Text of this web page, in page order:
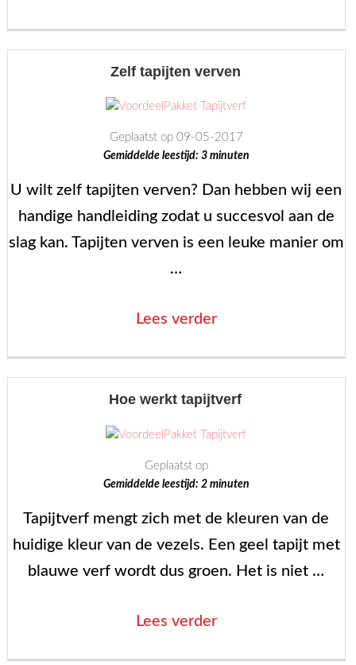
Zelf tapijten verven
Geplaatst op 09-05-2017
Gemiddelde leestijd: 3 minuten
U wilt zelf tapijten verven? Dan hebben wij een
handige handleiding zodat u succesvol aan de
slag kan. Tapijten verven is een leuke manier om
…
Lees verder“Zelf
Hoe werkt tapijtverf
Geplaatst op
Gemiddelde leestijd: 2 minuten
Tapijtverf mengt zich met de kleuren van de
huidige kleur van de vezels. Een geel tapijt met
blauwe verf wordt dus groen. Het is niet …
Lees verder“Hoe